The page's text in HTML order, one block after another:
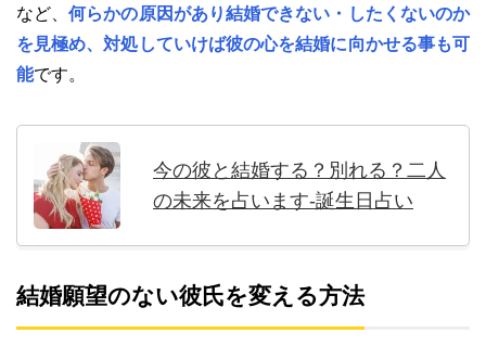
など、何らかの原因があり結婚できない・したくないのか
を見極め、対処していけば彼の心を結婚に向かせる事も可
能です。
今の彼と結婚する？別れる？二人
の未来を占います-誕生日占い
結婚願望のない彼氏を変える方法